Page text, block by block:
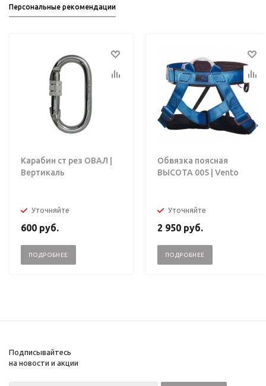
Персональные рекомендации
Карабин ст рез ОВАЛ |
Вертикаль
Уточняйте
600 руб.
ПОДРОБНЕЕ
Обвязка поясная
ВЫСОТА 005 | Vento
Уточняйте
2 950 руб.
ПОДРОБНЕЕ
Подписывайтесь
на новости и акции